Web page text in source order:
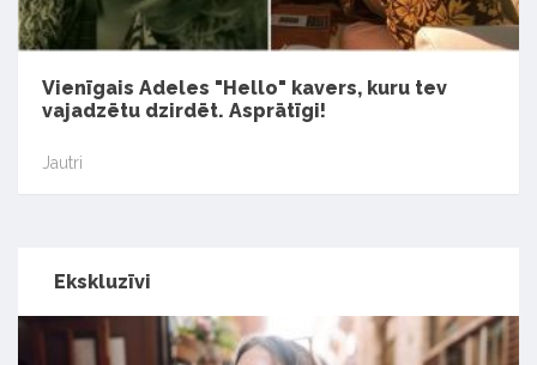
Vienīgais Adeles "Hello" kavers, kuru tev
vajadzētu dzirdēt. Asprātīgi!
Jautri
Ekskluzīvi